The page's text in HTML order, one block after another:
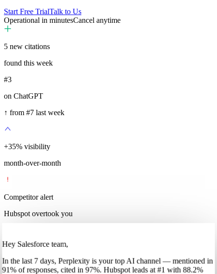
Start Free TrialTalk to Us
Operational in minutesCancel anytime
5 new citations
found this week
#3
on ChatGPT
↑ from #7 last week
+35% visibility
month-over-month
Competitor alert
Hubspot overtook you
Hey Salesforce team,
Inthe last 7 days, Perplexityis your top AI channel — mentioned in
91% of responses, cited in 97%. Hubspotleads at #1 with 88.2%